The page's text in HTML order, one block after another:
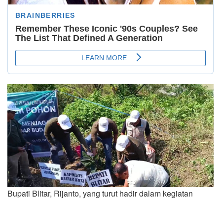
Bupati Blitar, Rijanto, yang turut hadir dalam kegiatan